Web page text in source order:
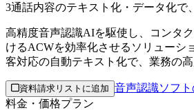
3通話内容のテキスト化・データ化で
高精度音声認識AIを駆使し、コンタ
けるACWを効率化させるソリューシ
客対応の自動テキスト化で、業務の高
資料請求リストに追加 音声認識ソフ
料金・価格プラン